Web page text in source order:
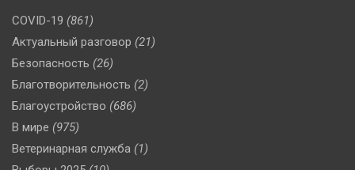
COVID-19 (861)
Актуальный разговор (21)
Безопасность (26)
Благотворительность (2)
Благоустройство (686)
В мире (975)
Ветеринарная служба (1)